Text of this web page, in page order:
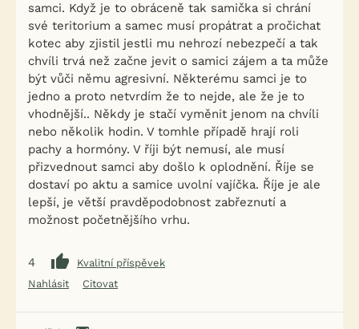
samci. Když je to obráceně tak samička si chrání
své teritorium a samec musí propátrat a pročichat
kotec aby zjistil jestli mu nehrozí nebezpečí a tak
chvíli trvá než začne jevit o samici zájem a ta může
být vůči němu agresivní. Některému samci je to
jedno a proto netvrdím že to nejde, ale že je to
vhodnější.. Někdy je stačí vyměnit jenom na chvíli
nebo několik hodin. V tomhle případě hrají roli
pachy a hormóny. V říji být nemusí, ale musí
přizvednout samci aby došlo k oplodnění. Říje se
dostaví po aktu a samice uvolní vajíčka. Říje je ale
lepší, je větší pravděpodobnost zabřeznutí a
možnost početnějšího vrhu.
4
Kvalitní příspěvek
Nahlásit
Citovat